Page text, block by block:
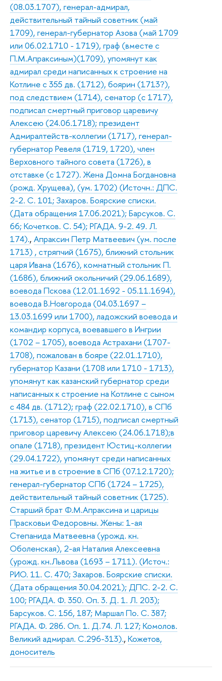
(08.03.1707), генерал-адмирал,
действительный тайный советник (май
1709), генерал-губернатор Азова (май 1709
или 06.02.1710 - 1719), граф (вместе с
П.М.Апраксиным)(1709), упомянут как
адмирал среди написанных к строение на
Котлине с 355 дв. (1712), боярин (1713?),
под следствием (1714), сенатор (с 1717),
подписал смертный приговор царевичу
Алексею (24.06.1718); президент
Адмиралтейств-коллегии (1717), генерал-
губернатор Ревеля (1719, 1720), член
Верховного тайного совета (1726), в
отставке (с 1727). Жена Домна Богдановна
(рожд. Хрущева), (ум. 1702) (Источн.: ДПС.
2-2. С. 101; Захаров. Боярские списки.
(Дата обращения 17.06.2021); Барсуков. С.
66; Кочетков. С. 54); РГАДА. 9-2. 49. Л.
174)., Апраксин Петр Матвеевич (ум. после
1713) , стряпчий (1675), ближний стольник
царя Ивана (1676), комнатный стольник П.
(1686), ближний окольничий (29.06.1689),
воевода Пскова (12.01.1692 - 05.11.1694),
воевода В.Новгорода (04.03.1697 –
13.03.1699 или 1700), ладожский воевода и
командир корпуса, воевавшего в Ингрии
(1702 – 1705), воевода Астрахани (1707-
1708), пожалован в бояре (22.01.1710),
губернатор Казани (1708 или 1710 - 1713),
упомянут как казанский губернатор среди
написанных к строение на Котлине с сыном
с 484 дв. (1712); граф (22.02.1710), в СПб
(1713), сенатор (1715), подписал смертный
приговор царевичу Алексею (24.06.1718);в
опале (1718), президент Юстиц-коллегии
(29.04.1722), упомянут среди написанных
на житье и в строение в СПб (07.12.1720);
генерал-губернатор СПб (1724 – 1725),
действительный тайный советник (1725).
Старший брат Ф.М.Апраксина и царицы
Прасковьи Федоровны. Жены: 1-ая
Степанида Матвеевна (урожд. кн.
Оболенская), 2-ая Наталия Алексеевна
(урожд. кн.Львова (1693 – 1711). (Источ.:
РИО. 11. С. 470; Захаров. Боярские списки.
(Дата обращения 30.04.2021); ДПС. 2-2. С.
100; РГАДА. Ф. 350. Оп. 3. Д. 1. Л. 203);
Барсуков. С. 156, 187; Маршал По. С. 387;
РГАДА. Ф. 286. Оп. 1. Д.74. Л. 127; Комолов.
Великий адмирал. С.296-313)., Кожетов,
доноситель